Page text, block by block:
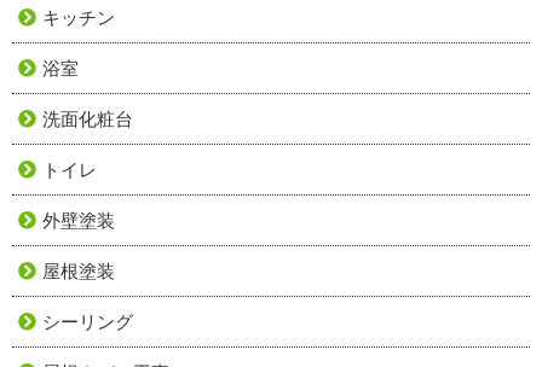
キッチン
浴室
洗面化粧台
トイレ
外壁塗装
屋根塗装
シーリング